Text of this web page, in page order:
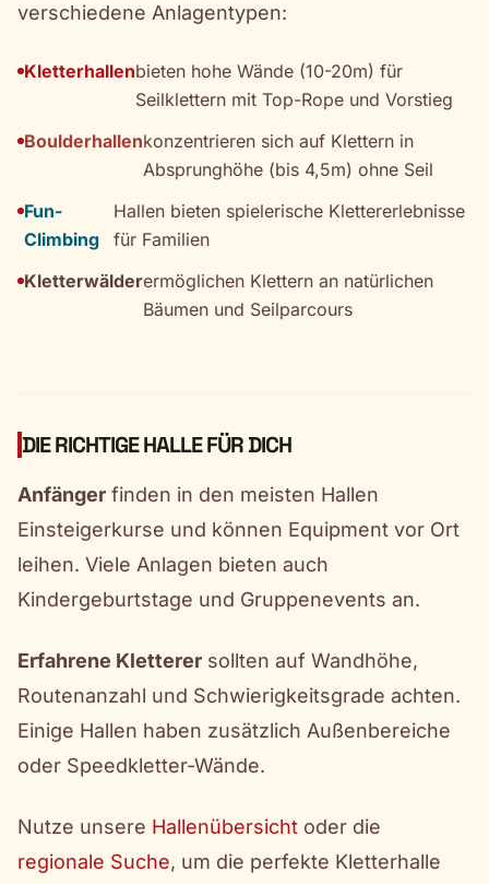
verschiedene Anlagentypen:
Kletterhallenbieten hohe Wände (10-20m) für
Seilklettern mit Top-Rope und Vorstieg
Boulderhallenkonzentrieren sich auf Klettern in
Absprunghöhe (bis 4,5m) ohne Seil
Fun-
Climbing
Hallen bieten spielerische Klettererlebnisse
für Familien
Kletterwälderermöglichen Klettern an natürlichen
Bäumen und Seilparcours
DIE RICHTIGE HALLE FÜR DICH
Anfänger finden in den meisten Hallen
Einsteigerkurse und können Equipment vor Ort
leihen. Viele Anlagen bieten auch
Kindergeburtstage und Gruppenevents an.
Erfahrene Kletterer sollten auf Wandhöhe,
Routenanzahl und Schwierigkeitsgrade achten.
Einige Hallen haben zusätzlich Außenbereiche
oder Speedkletter-Wände.
Nutze unsere Hallenübersicht oder die
regionale Suche, um die perfekte Kletterhalle